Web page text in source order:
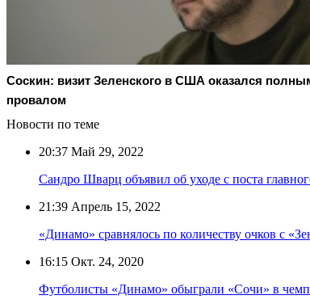
Соскин: визит Зеленского в США оказался
провалом
Новости по теме
20:37 Май 29, 2022
Сандро Шварц объявил об уходе с поста
21:39 Апрель 15, 2022
«Динамо» сравнялось по количеству очков с
16:15 Окт. 24, 2020
Футболисты «Динамо» обыграли «Сочи» в